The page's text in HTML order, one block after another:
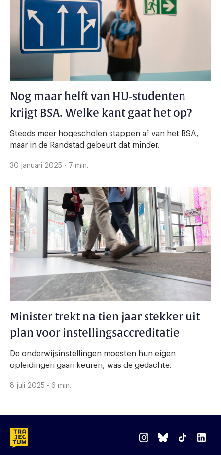
Nog maar helft van HU-studenten
krijgt BSA. Welke kant gaat het op?
Steeds meer hogescholen stappen af van het BSA,
maar in de Randstad gebeurt dat minder.
30 januari 2025 - 7 min.
Minister trekt na tien jaar stekker uit
plan voor instellingsaccreditatie
De onderwijsinstellingen moesten hun eigen
opleidingen gaan keuren, was de gedachte.
8 juli 2025 - 6 min.